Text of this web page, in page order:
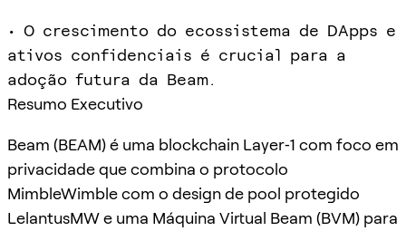
• O crescimento do ecossistema de DApps e
ativos confidenciais é crucial para a
adoção futura da Beam.
Resumo Executivo
Beam (BEAM) é uma blockchain Layer‑1 com foco em
privacidade que combina o protocolo
MimbleWimble com o design de pool protegido
LelantusMW e uma Máquina Virtual Beam (BVM) para